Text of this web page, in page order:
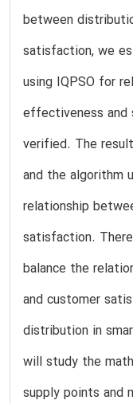
between
satisfaction, we
using IQPSO for
effectiveness
verified. The
and the algorithm
relationship
satisfaction.
balance the
and customer
distribution in
will study the
supply points and